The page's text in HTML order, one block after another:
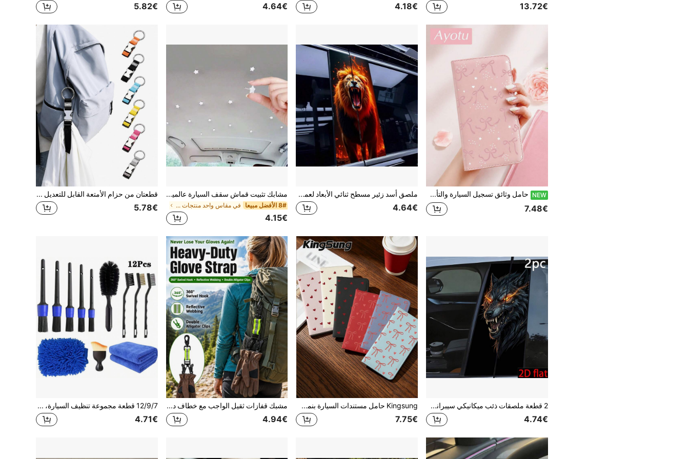
13.72€
4.18€
4.64€
5.82€
NEW حامل وثائق تسجيل السيارة والتأمين بربطة عنق وردية - منظم صندوق القفازات للمركبة، إكسسوار تخزين للسيارات والشاحنات، مثالي لتخزين الأوراق الهامة ورخص القيادة وجوازات السفر والبطاقات وإكسسوارات السيارة الصغيرة والوثائق الأخرى.
7.48€
ملصق أسد زئير مسطح ثنائي الأبعاد لعمود السيارة B، مادة فينيل مقاومة للماء ومقاومة للخدش، ملصق مضاد للتجاعيد، مناسب لسيارات الدفع الرباعي والشاحنات وديكورات السيارات الأخرى
4.64€
مشابك تثبيت قماش سقف السيارة عالمية، إصلاح مشابك انفصال بطانة سقف السيارة، اكسسوارات ديكور داخلي للسيارة
8# الأفضل مبيعا في مقاس واحد منتجات السفر والطرق
4.15€
قطعتان من حزام الأمتعة القابل للتعديل من النايلون مع إبزيم معدني، حزام موصل للحقيبة لتثبيت الحقيبة على مقبض الأمتعة، حزام خطاف السفر المضاد للفقدان، مناسب للمدرسة والتنقل والمطار والاستخدام الخارجي
5.78€
2 قطعة ملصقات ذئب ميكانيكي سيبراني لعمود السيارة B - ملصقات فينيل مسطحة الأبعاد مقاومة للماء، ديكور نافذة سيارة مخصص بتصميم ذئب ميكانيكي مستقبلي، مناسب للسيارات السيدان والشاحنات والسيارات الرياضية متعددة الاستخدامات
4.74€
Kingsung حامل مستندات السيارة بنمط الأقواس والقلوب، حقيبة هوية نسائية، محفظة وحافظة بطاقات للتسجيل والتأمين ورخصة القيادة وجواز السفر والبطاقات/السفر/العطلات، هدية مثالية لأصحاب السيارات/الشاحنات/الدراجات النارية
7.75€
مشبك قفازات ثقيل الواجب مع خطاف دوار 360° - حزام عاكس عالي الرؤية، مناسب لرجال الإطفاء وعمال البناء وعشاق الأنشطة الخارجية (مشبك فردي/مشبك مزدوج)، إكسسوار قفازات ومعدات تخييم أساسية
4.94€
12/9/7 قطعة مجموعة تنظيف السيارة، تشمل فرشاة العجلات، مجموعة فرش غسيل السيارة، مجموعة فرش الحفر لغسيل السيارة، مجموعة أدوات تنظيف السيارة، قفازات، فرشاة تنظيف، مجموعة غسيل السيارة، اكسسوارات غسيل السيارة، مجموعة أدوات تنظيف العجلات الداخلية والخارجية
4.71€